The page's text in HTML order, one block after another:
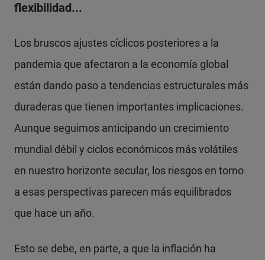
flexibilidad...
Los bruscos ajustes cíclicos posteriores a la
pandemia que afectaron a la economía global
están dando paso a tendencias estructurales más
duraderas que tienen importantes implicaciones.
Aunque seguimos anticipando un crecimiento
mundial débil y ciclos económicos más volátiles
en nuestro horizonte secular, los riesgos en torno
a esas perspectivas parecen más equilibrados
que hace un año.
Esto se debe, en parte, a que la inflación ha